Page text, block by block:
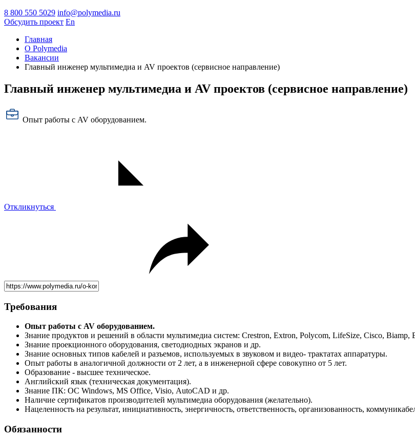
8 800 550 5029 info@polymedia.ru
Обсудить проект En
Главная
О Polymedia
Вакансии
Главный инженер мультимедиа и AV проектов (сервисное направление)
Главный инженер мультимедиа и AV проектов (сервисное направление)
Опыт работы с AV оборудованием.
Откликнуться
Требования
Опыт работы с AV оборудованием.
Знание продуктов и решений в области мультимедиа систем: Crestron, Extron, Polycom, LifeSize, Cisco,
Знание проекционного оборудования, светодиодных экранов и др.
Знание основных типов кабелей и разъемов, используемых в звуковом и видео- трактатах аппаратуры.
Опыт работы в аналогичной должности от 2 лет, а в инженерной сфере совокупно от 5 лет.
Образование - высшее техническое.
Английский язык (техническая документация).
Знание ПК: OC Windows, MS Office, Visio, AutoCAD и др.
Наличие сертификатов производителей мультимедиа оборудования (желательно).
Нацеленность на результат, инициативность, энергичность, ответственность, организованность,
Обязанности